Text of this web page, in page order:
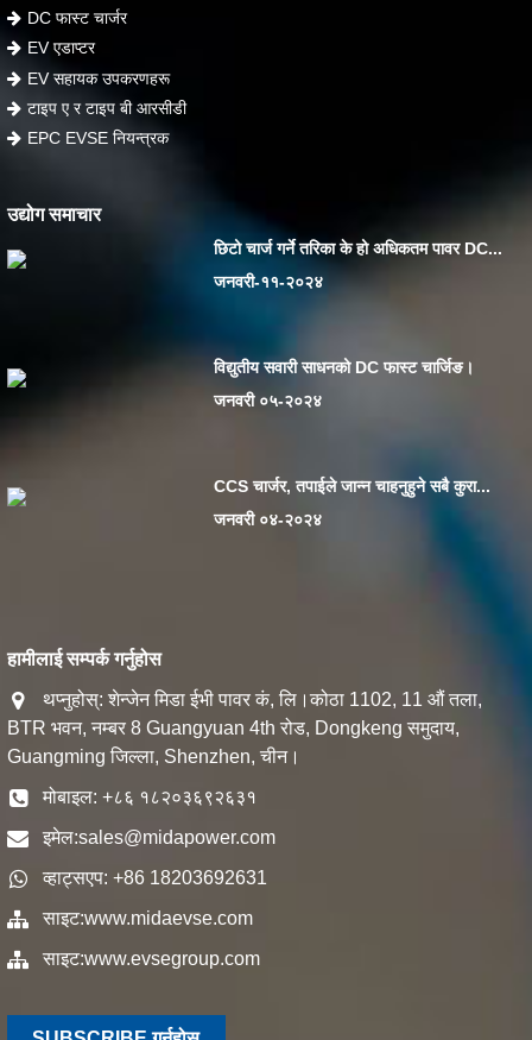
DC फास्ट चार्जर
EV एडाप्टर
EV सहायक उपकरणहरू
टाइप ए र टाइप बी आरसीडी
EPC EVSE नियन्त्रक
उद्योग समाचार
छिटो चार्ज गर्ने तरिका के हो अधिकतम पावर DC...
जनवरी-११-२०२४
विद्युतीय सवारी साधनको DC फास्ट चार्जिङ।
जनवरी ०५-२०२४
CCS चार्जर, तपाईले जान्न चाहनुहुने सबै कुरा...
जनवरी ०४-२०२४
हामीलाई सम्पर्क गर्नुहोस
थप्नुहोस्: शेन्जेन मिडा ईभी पावर कं, लि।कोठा 1102, 11 औं तला,
BTR भवन, नम्बर 8 Guangyuan 4th रोड, Dongkeng समुदाय,
Guangming जिल्ला, Shenzhen, चीन।
मोबाइल: +८६ १८२०३६९२६३१
इमेल:sales@midapower.com
व्हाट्सएप: +86 18203692631
साइट:www.midaevse.com
साइट:www.evsegroup.com